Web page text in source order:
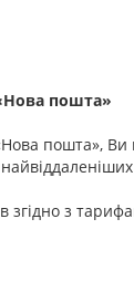
пошта»
пошта», Ви
згідно з